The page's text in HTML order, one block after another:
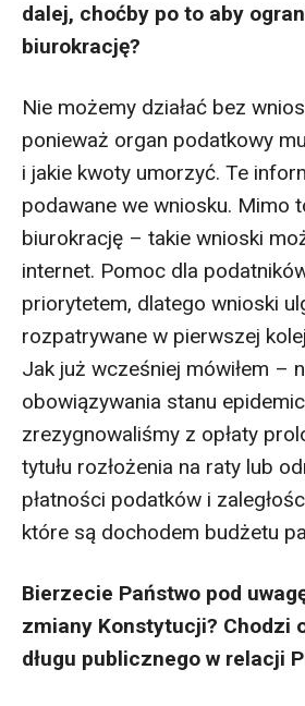
dalej, choćby po to aby
biurokrację?
Nie możemy działać bez
ponieważ organ podatkowy
i jakie kwoty umorzyć. Te
podawane we wniosku. Mimo
biurokrację – takie wnioski
internet. Pomoc dla
priorytetem, dlatego wnioski
rozpatrywane w pierwszej
Jak już wcześniej mówiłem –
obowiązywania stanu
zrezygnowaliśmy z opłaty
tytułu rozłożenia na raty lub
płatności podatków i
które są dochodem budżetu
Bierzecie Państwo pod
zmiany Konstytucji? Chodzi
długu publicznego w relacji